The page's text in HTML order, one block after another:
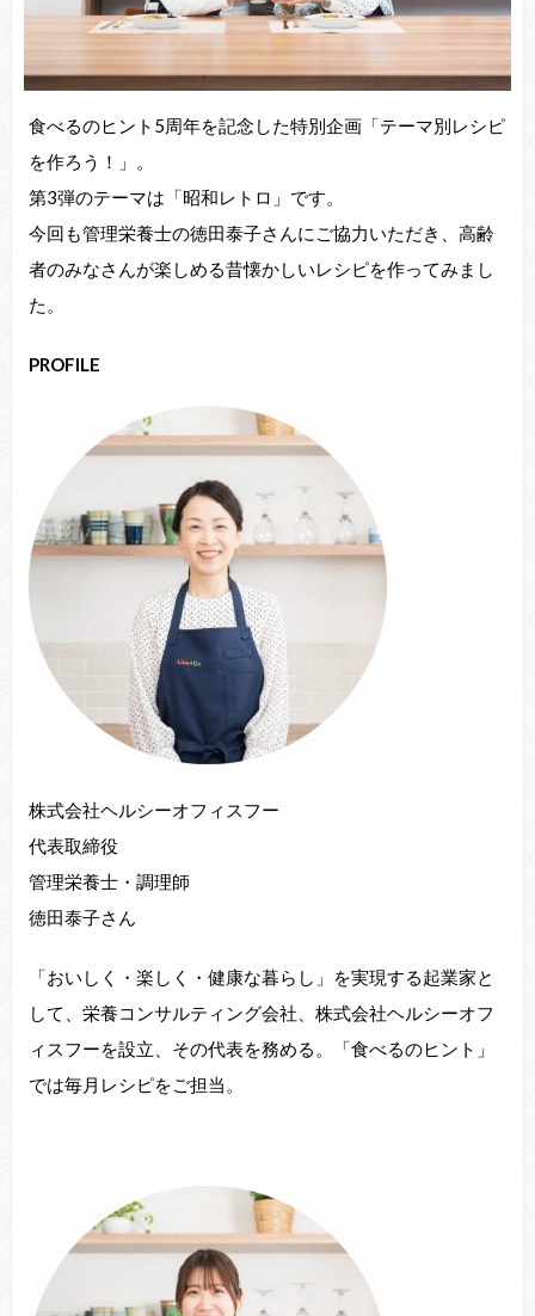
⾷べるのヒント5周年を記念した特別企画「テーマ別レシピ
を作ろう！」。
第3弾のテーマは「昭和レトロ」です。
今回も管理栄養⼠の徳⽥泰⼦さんにご協⼒いただき、⾼齢
者のみなさんが楽しめる昔懐かしいレシピを作ってみまし
た。
PROFILE
株式会社ヘルシーオフィスフー
代表取締役
管理栄養士・調理師
徳田泰子さん
「おいしく・楽しく・健康な暮らし」を実現する起業家と
して、栄養コンサルティング会社、株式会社ヘルシーオフ
ィスフーを設立、その代表を務める。「食べるのヒント」
では毎月レシピをご担当。